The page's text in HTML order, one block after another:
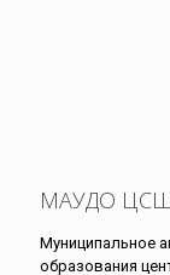
МАУДО
Муниципальное
образования